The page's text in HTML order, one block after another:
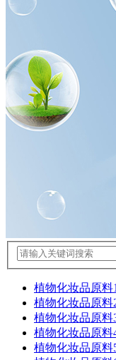
植物化妆品原料
植物化妆品原料
植物化妆品原料
植物化妆品原料
植物化妆品原料